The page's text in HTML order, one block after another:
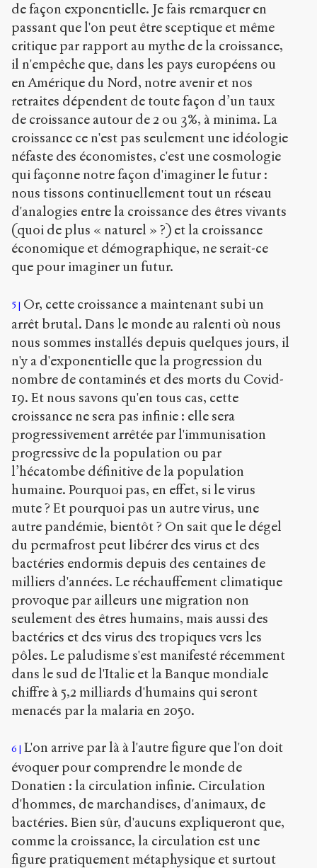
de façon exponentielle. Je fais remarquer en
passant que l'on peut être sceptique et même
critique par rapport au mythe de la croissance,
il n'empêche que, dans les pays européens ou
en Amérique du Nord, notre avenir et nos
retraites dépendent de toute façon d’un taux
de croissance autour de 2 ou 3%, à minima. La
croissance ce n'est pas seulement une idéologie
néfaste des économistes, c'est une cosmologie
qui façonne notre façon d'imaginer le futur :
nous tissons continuellement tout un réseau
d'analogies entre la croissance des êtres vivants
(quoi de plus « naturel » ?) et la croissance
économique et démographique, ne serait-ce
que pour imaginer un futur.
5
Or, cette croissance a maintenant subi un
arrêt brutal. Dans le monde au ralenti où nous
nous sommes installés depuis quelques jours, il
n'y a d'exponentielle que la progression du
nombre de contaminés et des morts du Covid-
19. Et nous savons qu'en tous cas, cette
croissance ne sera pas infinie : elle sera
progressivement arrêtée par l'immunisation
progressive de la population ou par
l’hécatombe définitive de la population
humaine. Pourquoi pas, en effet, si le virus
mute ? Et pourquoi pas un autre virus, une
autre pandémie, bientôt ? On sait que le dégel
du permafrost peut libérer des virus et des
bactéries endormis depuis des centaines de
milliers d'années. Le réchauffement climatique
provoque par ailleurs une migration non
seulement des êtres humains, mais aussi des
bactéries et des virus des tropiques vers les
pôles. Le paludisme s'est manifesté récemment
dans le sud de l'Italie et la Banque mondiale
chiffre à 5,2 milliards d'humains qui seront
menacés par la malaria en 2050.
6
L'on arrive par là à l'autre figure que l'on doit
évoquer pour comprendre le monde de
Donatien : la circulation infinie. Circulation
d'hommes, de marchandises, d'animaux, de
bactéries. Bien sûr, d'aucuns expliqueront que,
comme la croissance, la circulation est une
figure pratiquement métaphysique et surtout